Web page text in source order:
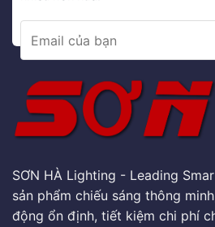
SƠN HÀ Lighting - Leading
sản phẩm chiếu sáng thông
động ổn định, tiết kiệm chi phí